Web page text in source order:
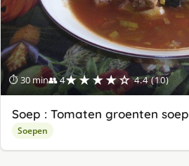
⏱ 30 min👥 4★★★★☆ 4.4 (10)
Soep : Tomaten groenten soep
Soepen